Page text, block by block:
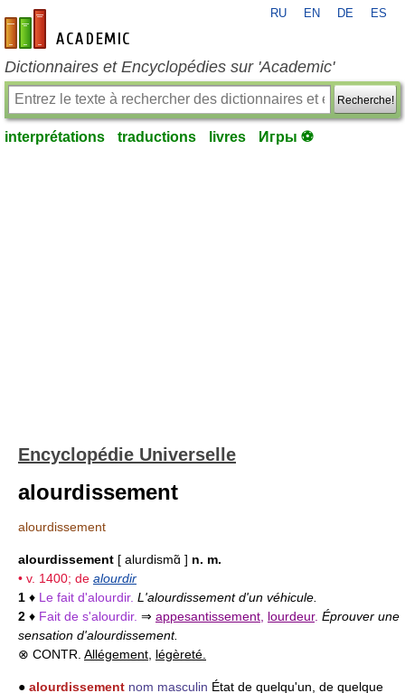
fr-academic.com
RU EN DE ES
Dictionnaires et Encyclopédies sur 'Academic'
Recherche!
interprétations traductions livres Игры ⚽
Encyclopédie Universelle
alourdissement
alourdissement
alourdissement [ alurdismɑ̃ ] n. m.
• v. 1400; de alourdir
1 ♦ Le fait d'alourdir. L'alourdissement d'un véhicule.
2 ♦ Fait de s'alourdir. ⇒ appesantissement lourdeur. Éprouver une
sensation d'alourdissement.
⊗ CONTR. Allégement légèreté.
● alourdissement nom masculin État de quelqu'un, de quelque